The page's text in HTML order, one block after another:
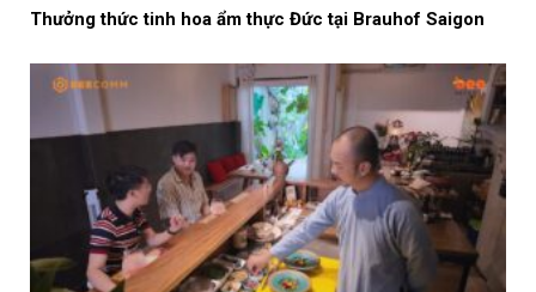
Thưởng thức tinh hoa ẩm thực Đức tại Brauhof Saigon